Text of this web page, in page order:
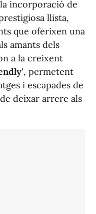
incorporació de
llista,
que oferixen una
amants dels
a la creixent
, permetent
i escapades de
deixar arrere als